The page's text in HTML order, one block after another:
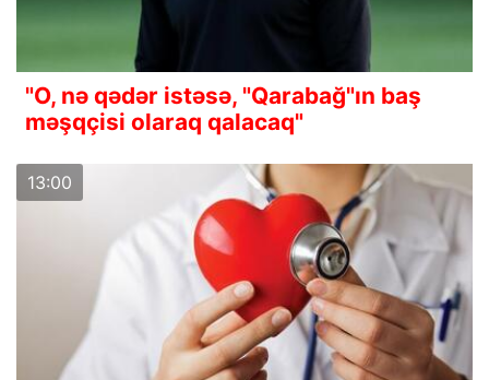
"O, nə qədər istəsə, "Qarabağ"ın baş
məşqçisi olaraq qalacaq"
13:00